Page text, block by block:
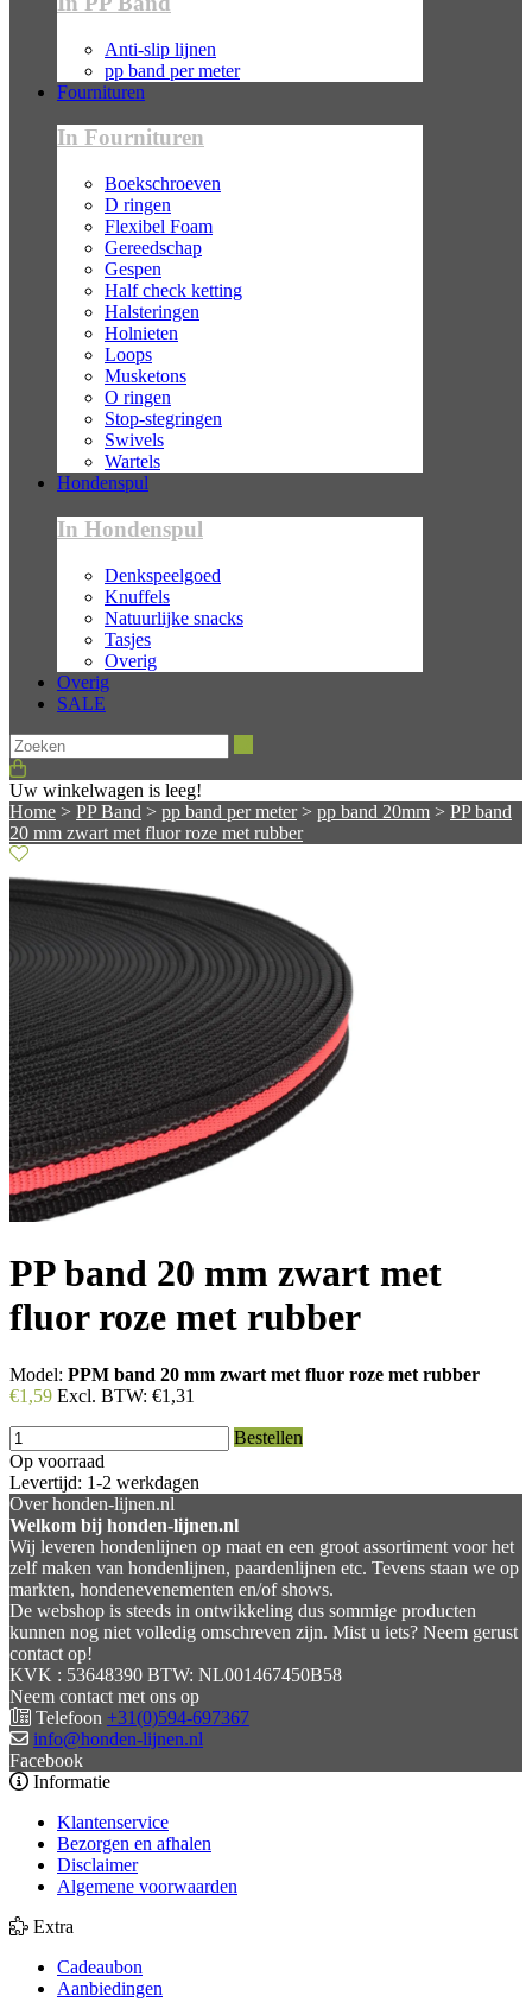
Anti-slip lijnen
pp band per meter
Fournituren
In Fournituren
Boekschroeven
D ringen
Flexibel Foam
Gereedschap
Gespen
Half check ketting
Halsteringen
Holnieten
Loops
Musketons
O ringen
Stop-stegringen
Swivels
Wartels
Hondenspul
In Hondenspul
Denkspeelgoed
Knuffels
Natuurlijke snacks
Tasjes
Overig
Overig
SALE
Uw winkelwagen is leeg!
Home > PP Band > pp band per meter> pp band 20mm > PP band
20 mm zwart met fluor roze met rubber
PP band 20 mm zwart met
fluor roze met rubber
Model: PPM band 20 mm zwart met fluor roze met rubber
€1,59 Excl. BTW: €1,31
Bestellen
Op voorraad
Levertijd: 1-2 werkdagen
Over honden-lijnen.nl
Welkom bij honden-lijnen.nl
Wij leveren hondenlijnen op maat en een groot assortiment voor het
zelf maken van hondenlijnen, paardenlijnen etc. Tevens staan we op
markten, hondenevenementen en/of shows.
De webshop is steeds in ontwikkeling dus sommige producten
kunnen nog niet volledig omschreven zijn. Mist u iets? Neem gerust
contact op!
KVK : 53648390 BTW: NL001467450B58
Neem contact met ons op
Telefoon +31(0)594-697367
info@honden-lijnen.nl
Facebook
Informatie
Klantenservice
Bezorgen en afhalen
Disclaimer
Algemene voorwaarden
Extra
Cadeaubon
Aanbiedingen